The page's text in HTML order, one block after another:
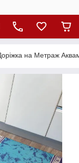
на Метраж